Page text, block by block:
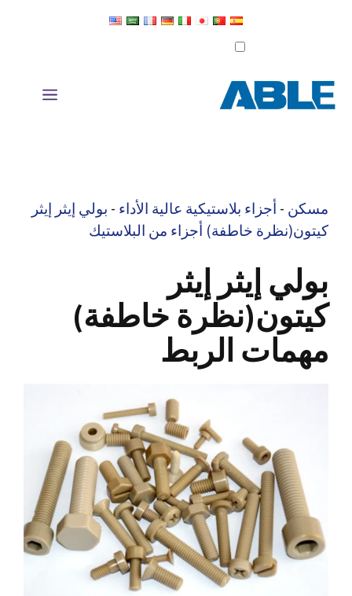
قائمة
مسكن - أجزاء بلاستيكية عالية الأداء - بولي إيثر إيثر
كيتون(نظرة خاطفة) أجزاء من البلاستيك
بولي إيثر إيثر
كيتون(نظرة خاطفة)
مهمات الربط